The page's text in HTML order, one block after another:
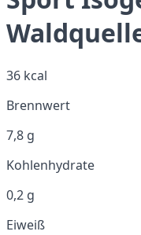
36 kcal
Brennwert
7,8 g
Kohlenhydrate
0,2 g
Eiweiß